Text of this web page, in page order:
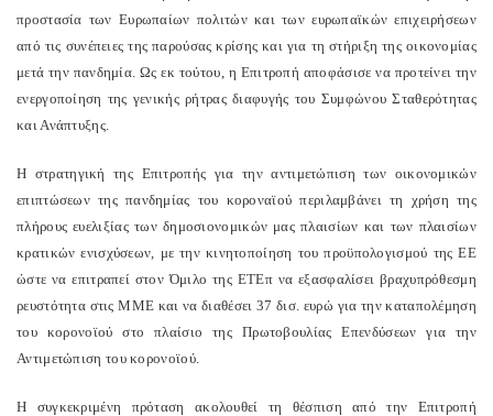
προστασία των Ευρωπαίων πολιτών και των ευρωπαϊκών επιχειρήσεων
από τις συνέπειες της παρούσας κρίσης και για τη στήριξη της οικονομίας
μετά την πανδημία. Ως εκ τούτου, η Επιτροπή αποφάσισε να προτείνει την
ενεργοποίηση της γενικής ρήτρας διαφυγής του Συμφώνου Σταθερότητας
και Ανάπτυξης.
Η στρατηγική της Επιτροπής για την αντιμετώπιση των οικονομικών
επιπτώσεων της πανδημίας του κοροναϊού περιλαμβάνει τη χρήση της
πλήρους ευελιξίας των δημοσιονομικών μας πλαισίων και των πλαισίων
κρατικών ενισχύσεων, με την κινητοποίηση του προϋπολογισμού της ΕΕ
ώστε να επιτραπεί στον Όμιλο της ΕΤΕπ να εξασφαλίσει βραχυπρόθεσμη
ρευστότητα στις ΜΜΕ και να διαθέσει 37 δισ. ευρώ για την καταπολέμηση
του κορονοϊού στο πλαίσιο της Πρωτοβουλίας Επενδύσεων για την
Αντιμετώπιση του κορονοϊού.
Η συγκεκριμένη πρόταση ακολουθεί τη θέσπιση από την Επιτροπή